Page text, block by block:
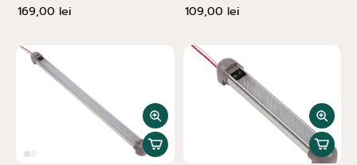
169,00 lei 109,00 lei